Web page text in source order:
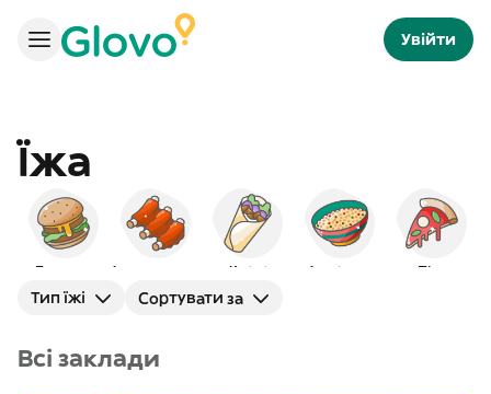
Увійти
Їжа
Бургери Кебаб Арабська Піца
Тип їжі Сортувати за
Всі заклади